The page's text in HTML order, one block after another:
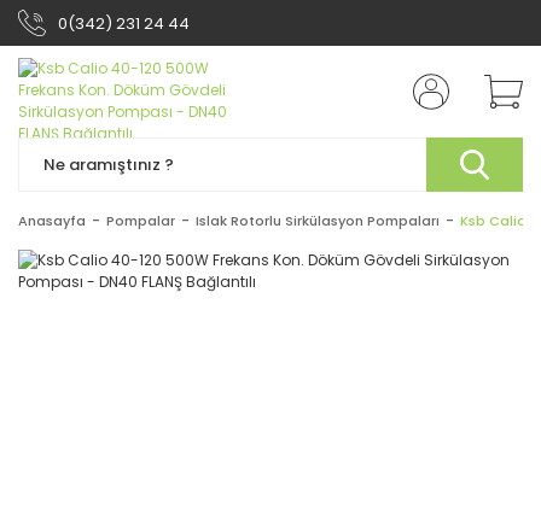
0(342) 231 24 44
Anasayfa Pompalar Islak Rotorlu Sirkülasyon Pompaları Ksb Calio